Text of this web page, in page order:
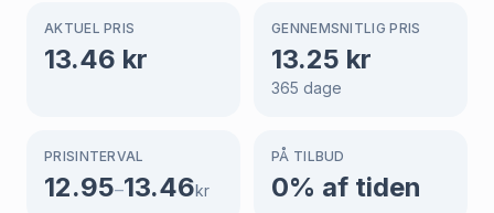
AKTUEL PRIS
13.46 kr
GENNEMSNITLIG PRIS
13.25 kr
365 dage
PRISINTERVAL
12.95–13.46kr
PÅ TILBUD
0% af tiden